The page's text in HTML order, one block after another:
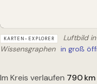
KARTEN-EXPLORER
Luftbild in
Wissensgraphen in groß
Im Kreis verlaufen 790km